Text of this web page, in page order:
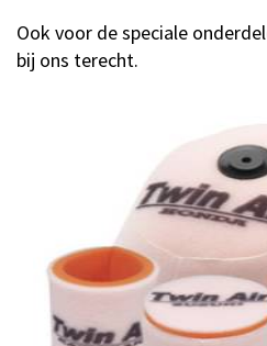
Ook voor de speciale
bij ons terecht.